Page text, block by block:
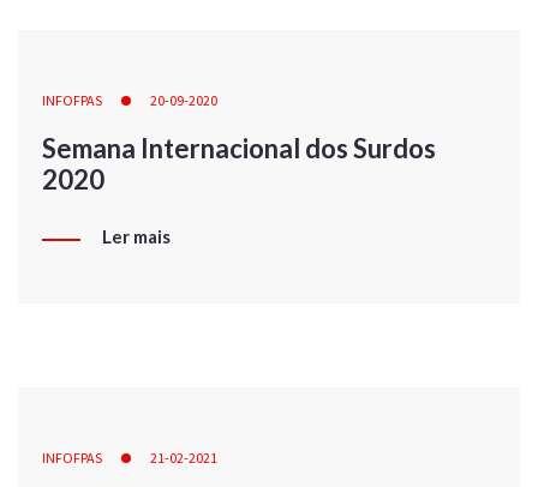
INFOFPAS 20-09-2020
Semana Internacional dos Surdos
2020
Ler mais
INFOFPAS 21-02-2021